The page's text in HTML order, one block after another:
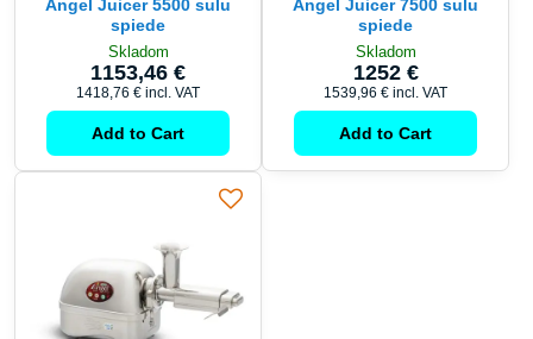
Angel Juicer 5500 sulu
spiede
Skladom
1153,46 €
1418,76 € incl. VAT
Add to Cart
Angel Juicer 7500 sulu
spiede
Skladom
1252 €
1539,96 € incl. VAT
Add to Cart